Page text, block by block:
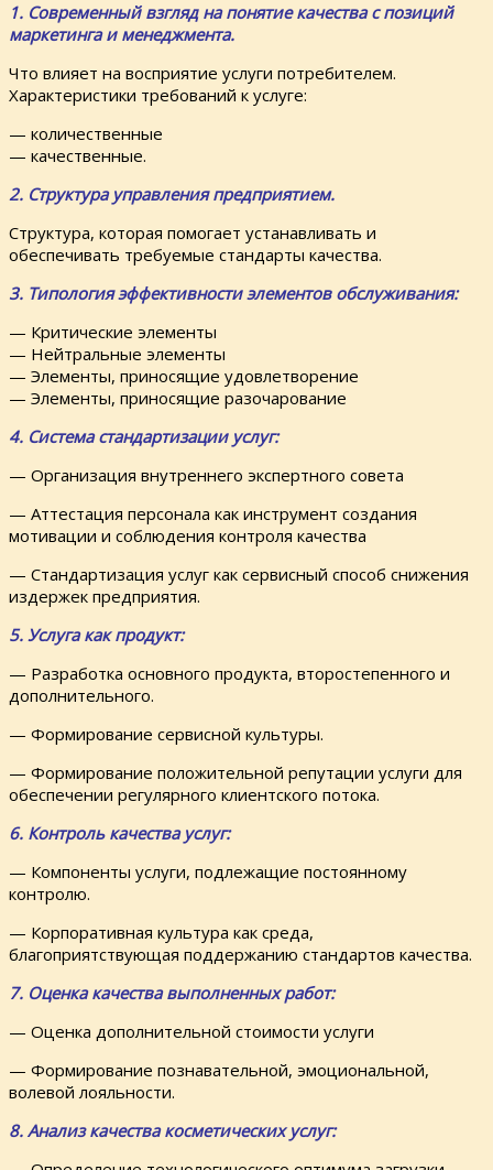
1. Современный взгляд на понятие качества с позиций
маркетинга и менеджмента.
Что влияет на восприятие услуги потребителем.
Характеристики требований к услуге:
— количественные
— качественные.
2. Структура управления предприятием.
Структура, которая помогает устанавливать и
обеспечивать требуемые стандарты качества.
3. Типология эффективности элементов обслуживания:
— Критические элементы
— Нейтральные элементы
— Элементы, приносящие удовлетворение
— Элементы, приносящие разочарование
4. Система стандартизации услуг:
— Организация внутреннего экспертного совета
— Аттестация персонала как инструмент создания
мотивации и соблюдения контроля качества
— Стандартизация услуг как сервисный способ снижения
издержек предприятия.
5. Услуга как продукт:
— Разработка основного продукта, второстепенного и
дополнительного.
— Формирование сервисной культуры.
— Формирование положительной репутации услуги для
обеспечении регулярного клиентского потока.
6. Контроль качества услуг:
— Компоненты услуги, подлежащие постоянному
контролю.
— Корпоративная культура как среда,
благоприятствующая поддержанию стандартов качества.
7. Оценка качества выполненных работ:
— Оценка дополнительной стоимости услуги
— Формирование познавательной, эмоциональной,
волевой лояльности.
8. Анализ качества косметических услуг: